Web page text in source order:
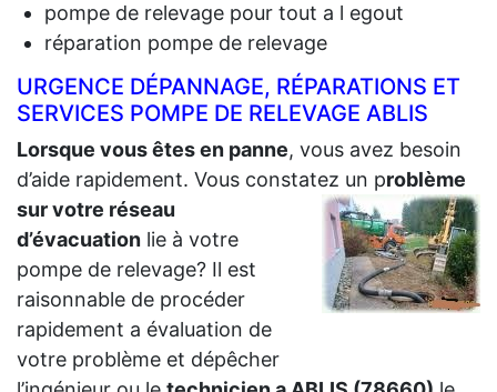
pompe de relevage pour tout a l egout
réparation pompe de relevage
URGENCE DÉPANNAGE, RÉPARATIONS ET
SERVICES POMPE DE RELEVAGE ABLIS
Lorsque vous êtes en panne, vous avez besoin
d’aide rapidement. Vous constatez un problème
sur votre réseau
d’évacuation lie à votre
pompe de relevage? Il est
raisonnable de procéder
rapidement a évaluation de
votre problème et dépêcher